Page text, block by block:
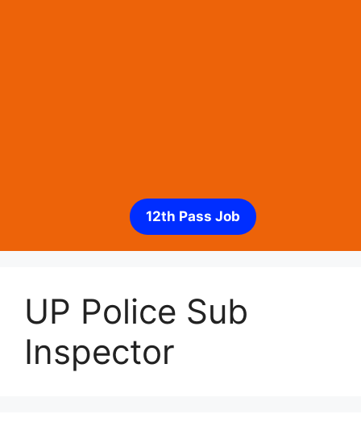
12th Pass Job
UP Police Sub
Inspector